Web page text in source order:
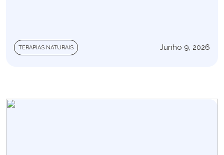
TERAPIAS NATURAIS Junho 9, 2026